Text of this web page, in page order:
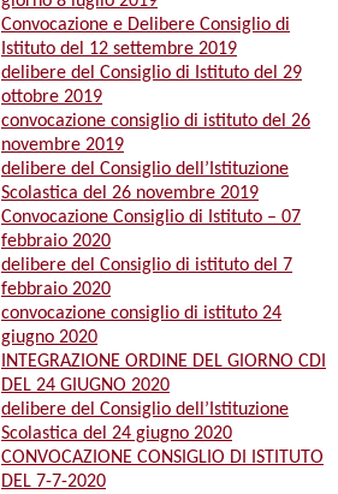
Convocazione e Delibere Consiglio di
Istituto del 12 settembre 2019
delibere del Consiglio di Istituto del 29
ottobre 2019
convocazione consiglio di istituto del 26
novembre 2019
delibere del Consiglio dell’Istituzione
Scolastica del 26 novembre 2019
Convocazione Consiglio di Istituto – 07
febbraio 2020
delibere del Consiglio di istituto del 7
febbraio 2020
convocazione consiglio di istituto 24
giugno 2020
INTEGRAZIONE ORDINE DEL GIORNO CDI
DEL 24 GIUGNO 2020
delibere del Consiglio dell’Istituzione
Scolastica del 24 giugno 2020
CONVOCAZIONE CONSIGLIO DI ISTITUTO
DEL 7-7-2020